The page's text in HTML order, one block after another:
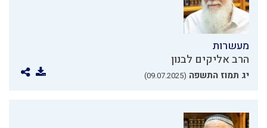
מעשרות
הרב אליקים לבנון
יג תמוז התשפה (09.07.2025)